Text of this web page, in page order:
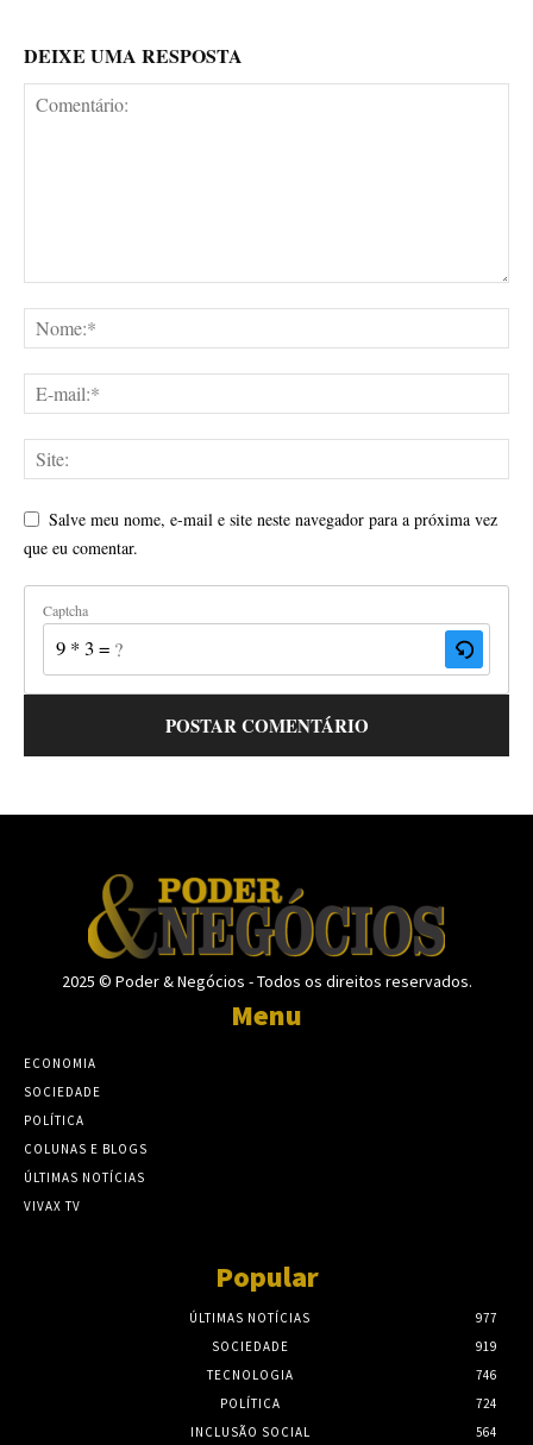
DEIXE UMA RESPOSTA
Salve meu nome, e-mail e site neste navegador para a próxima vez
que eu comentar.
Captcha
9 * 3 = ?
2025 © Poder & Negócios - Todos os direitos reservados.
Menu
ECONOMIA
SOCIEDADE
POLÍTICA
COLUNAS E BLOGS
ÚLTIMAS NOTÍCIAS
VIVAX TV
Popular
ÚLTIMAS NOTÍCIAS
977
SOCIEDADE
919
TECNOLOGIA
746
POLÍTICA
724
INCLUSÃO SOCIAL
564